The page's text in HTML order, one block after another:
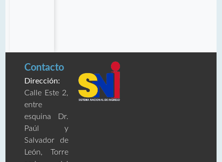
Contacto
Dirección:
Calle Este 2,
entre
esquina Dr.
Paúl y
Salvador de
León, Torre